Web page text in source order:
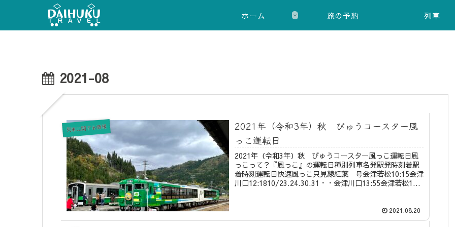
ホーム 旅の予約 列車
2021-08
列車に関する情報
2021年（令和3年）秋 びゅうコースター風
っこ運転日
2021年（令和3年）秋 びゅうコースター風っこ運転日風
っこって？『風っこ』の運転日種別列車名発駅発時刻着駅
着時刻運転日快速風っこ只見線紅葉 号会津若松10:15会津
川口12:1810/23.24.30.31・・会津川口13:55会津若松1...
2021.08.20